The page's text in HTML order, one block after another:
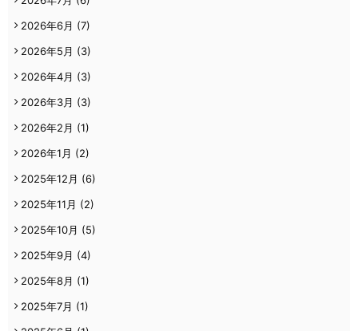
2026年6月 (7)
2026年5月 (3)
2026年4月 (3)
2026年3月 (3)
2026年2月 (1)
2026年1月 (2)
2025年12月 (6)
2025年11月 (2)
2025年10月 (5)
2025年9月 (4)
2025年8月 (1)
2025年7月 (1)